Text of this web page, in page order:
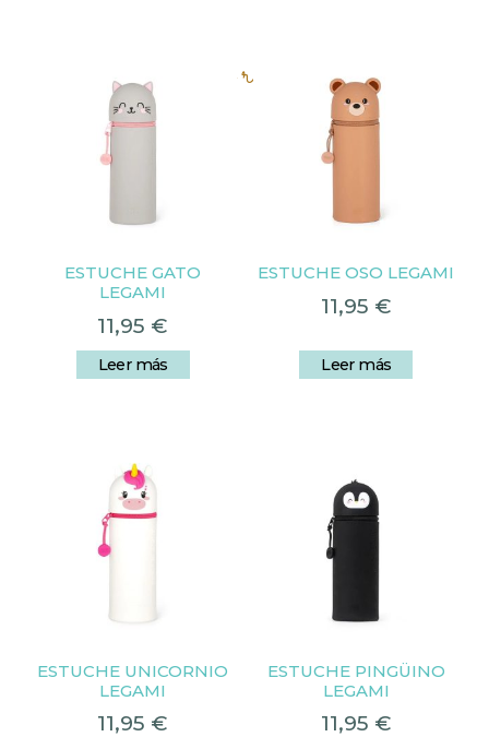
Productos relacionados
ESTUCHE GATO
LEGAMI
11,95 €
Leer más
ESTUCHE OSO LEGAMI
11,95 €
Leer más
ESTUCHE UNICORNIO
LEGAMI
11,95 €
ESTUCHE PINGÜINO
LEGAMI
11,95 €